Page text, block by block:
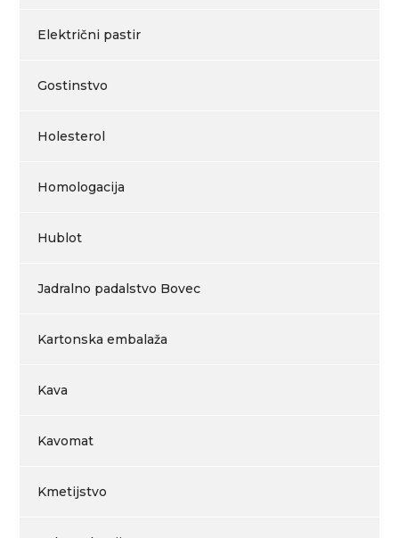
Električni pastir
Gostinstvo
Holesterol
Homologacija
Hublot
Jadralno padalstvo Bovec
Kartonska embalaža
Kava
Kavomat
Kmetijstvo